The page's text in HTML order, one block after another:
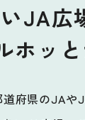
JA広
ホッ
府県のJAや